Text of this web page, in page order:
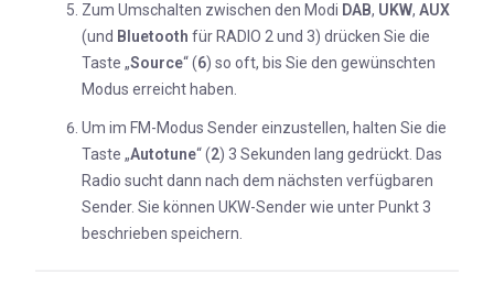
Zum Umschalten zwischen den Modi DAB, UKW, AUX
(und Bluetooth für RADIO 2 und 3) drücken Sie die
Taste „Source“ (6) so oft, bis Sie den gewünschten
Modus erreicht haben.
Um im FM-Modus Sender einzustellen, halten Sie die
Taste „Autotune“ (2) 3 Sekunden lang gedrückt. Das
Radio sucht dann nach dem nächsten verfügbaren
Sender. Sie können UKW-Sender wie unter Punkt 3
beschrieben speichern.